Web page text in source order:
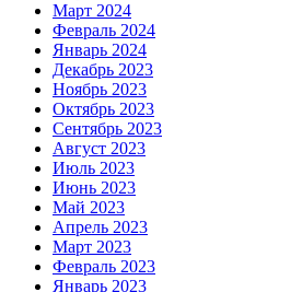
Март 2024
Февраль 2024
Январь 2024
Декабрь 2023
Ноябрь 2023
Октябрь 2023
Сентябрь 2023
Август 2023
Июль 2023
Июнь 2023
Май 2023
Апрель 2023
Март 2023
Февраль 2023
Январь 2023